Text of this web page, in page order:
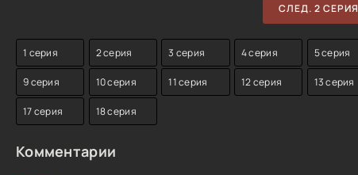
СЛЕД. 2 СЕРИЯ
1 серия 2 серия 3 серия 4 серия 5 серия
9 серия 10 серия 11 серия 12 серия 13 серия
17 серия 18 серия
Комментарии